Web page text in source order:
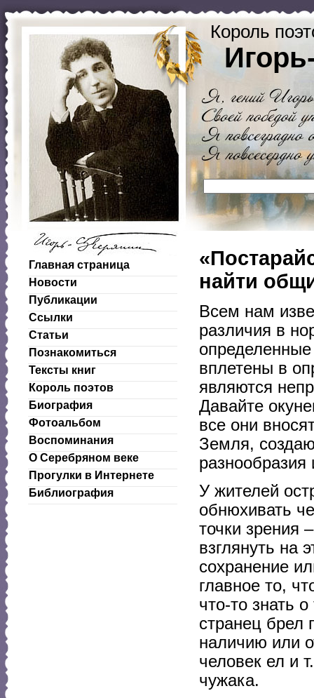
Король
Главная страница
Новости
Публикации
Ссылки
Статьи
Познакомиться
Тексты книг
Король поэтов
Биография
Фотоальбом
Воспоминания
О Серебряном веке
Прогулки в Интернете
Библиография
найти
Всем нам
различия в
вплетены в
являются
Давайте
все они
Земля,
разнообразия
У жителей
обнюхивать
точки зрения
взглянуть на
сохранение
главное то,
что-то знать
странец брел
наличию или
человек ел и
чужака.